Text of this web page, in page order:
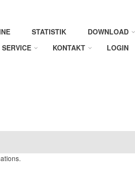
STATISTIK
DOWNLOAD
SERVICE
KONTAKT LOGIN